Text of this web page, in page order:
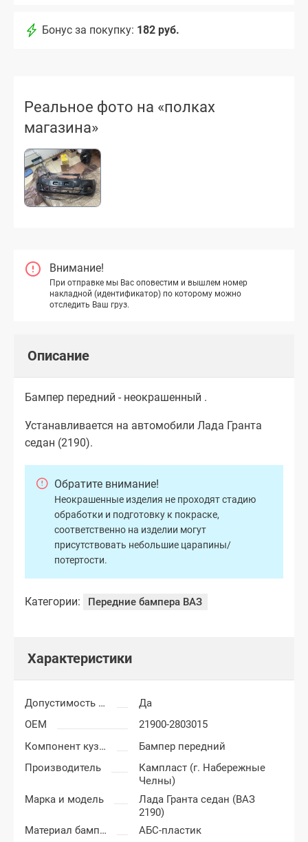
Бонус за покупку: 182 руб.
Реальное фото на «полках
магазина»
Внимание!
При отправке мы Вас оповестим и вышлем номер
накладной (идентификатор) по которому можно
отследить Ваш груз.
Описание
Бампер передний - неокрашенный .
Устанавливается на автомобили Лада Гранта
седан (2190).
Обратите внимание!
Неокрашенные изделия не проходят стадию
обработки и подготовку к покраске,
соответственно на изделии могут
присутствовать небольшие царапины/
потертости.
Категории: Передние бампера ВАЗ
Характеристики
Допустимость мелких царапин
Да
OEM
21900-2803015
Компонент кузова
Бампер передний
Производитель
Кампласт (г. Набережные
Челны)
Марка и модель
Лада Гранта седан (ВАЗ
2190)
Материал бампера
АБС-пластик